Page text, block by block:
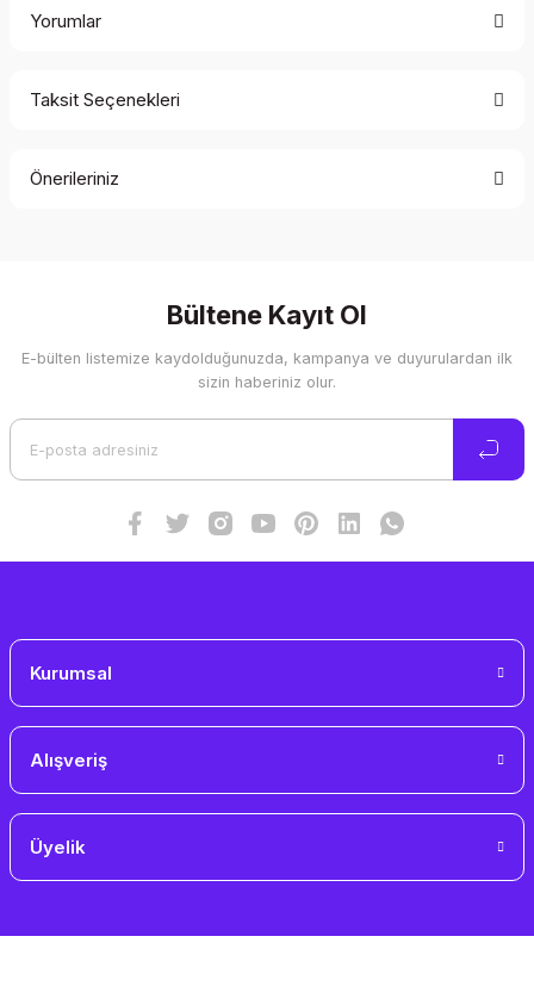
Yorumlar
Taksit Seçenekleri
Önerileriniz
Görüş ve önerileriniz için teşekkür ederiz.
Ürün resmi kalitesiz, bozuk veya görüntülenemiyor.
Bültene Kayıt Ol
E-bülten listemize kaydolduğunuzda, kampanya ve duyurulardan ilk
sizin haberiniz olur.
Kurumsal
Alışveriş
Üyelik